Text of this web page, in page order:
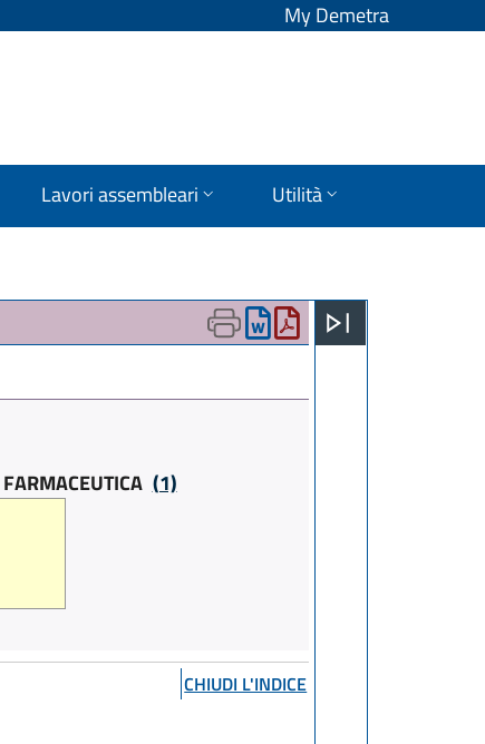
My Demetra
Lavori assembleari Utilità
(1)
CHIUDI L'INDICE